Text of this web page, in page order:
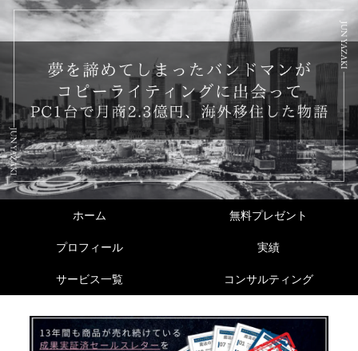
ホーム 無料プレゼント
プロフィール 実績
サービス一覧 コンサルティング